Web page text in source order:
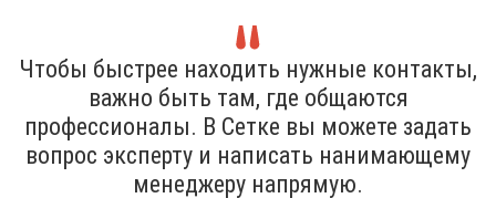
Чтобы быстрее находить нужные контакты,
важно быть там, где общаются
профессионалы. В Сетке вы можете задать
вопрос эксперту и написать нанимающему
менеджеру напрямую.